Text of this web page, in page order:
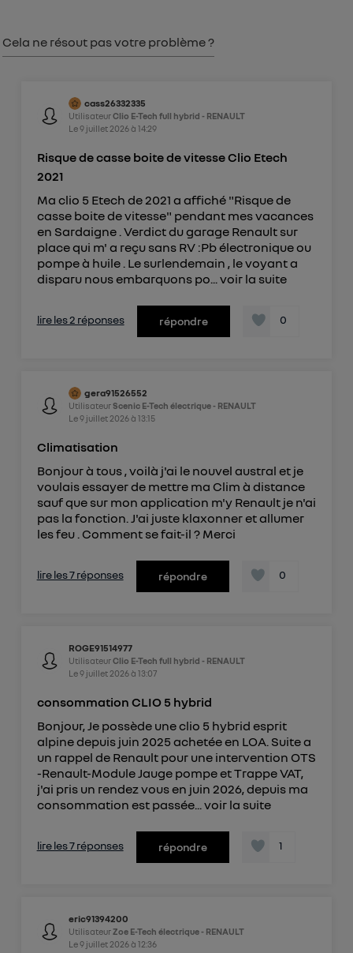
Cela ne résout pas votre problème ?
cass26332335
UtilisateurClio E-Tech full hybrid - RENAULT
Le9 juillet 2026à 14:29
Risque de casse boite de vitesse Clio Etech
2021
Ma clio 5 Etech de 2021 a affiché "Risque de
casse boite de vitesse" pendant mes vacances
en Sardaigne . Verdict du garage Renault sur
place qui m' a reçu sans RV :Pb électronique ou
pompe à huile . Le surlendemain , le voyant a
disparu nous embarquons po... voir la suite
lire les 2 réponses répondre 0
gera91526552
UtilisateurScenic E-Tech électrique - RENAULT
Le9 juillet 2026à 13:15
Climatisation
Bonjour à tous , voilà j'ai le nouvel austral et je
voulais essayer de mettre ma Clim à distance
sauf que sur mon application m'y Renault je n'ai
pas la fonction. J'ai juste klaxonner et allumer
les feu . Comment se fait-il ? Merci
lire les 7 réponses répondre 0
ROGE91514977
UtilisateurClio E-Tech full hybrid - RENAULT
Le9 juillet 2026à 13:07
consommation CLIO 5 hybrid
Bonjour, Je possède une clio 5 hybrid esprit
alpine depuis juin 2025 achetée en LOA. Suite a
un rappel de Renault pour une intervention OTS
-Renault-Module Jauge pompe et Trappe VAT,
j'ai pris un rendez vous en juin 2026, depuis ma
consommation est passée... voir la suite
lire les 7 réponses répondre 1
eric91394200
UtilisateurZoe E-Tech électrique - RENAULT
Le9 juillet 2026à 12:36
Pour plus d'informations, veuillez consulter